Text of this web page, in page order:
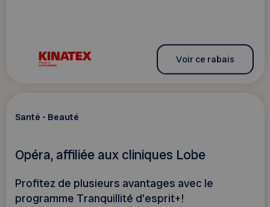
Voir ce rabais
Santé - Beauté
Opéra, affiliée aux cliniques Lobe
Profitez de plusieurs avantages avec le
programme Tranquillité d’esprit+!